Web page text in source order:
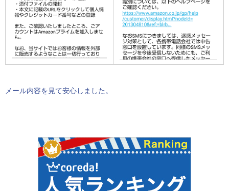
メール内容を見て安心しました。